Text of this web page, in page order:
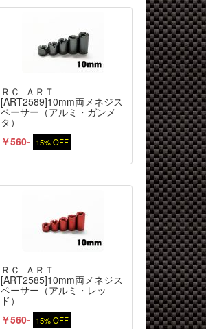
ＲＣ−ＡＲＴ
[ART2589]10mm両メネジス
ペーサー（アルミ・ガンメ
タ）
￥560- 15% OFF
ＲＣ−ＡＲＴ
[ART2585]10mm両メネジス
ペーサー（アルミ・レッ
ド）
￥560- 15% OFF